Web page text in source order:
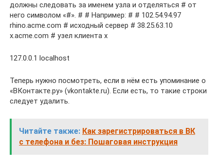
должны следовать за именем узла и отделяться # от
него символом «#». # # Например: # # 102.54.94.97
rhino.acme.com # исходный сервер # 38.25.63.10
x.acme.com # узел клиента x
127.0.0.1 localhost
Теперь нужно посмотреть, если в нём есть упоминание о
«ВКонтакте.ру» (vkontakte.ru). Если есть, то такие строки
следует удалить.
Читайте также: Как зарегистрироваться в ВК
с телефона и без: Пошаговая инструкция